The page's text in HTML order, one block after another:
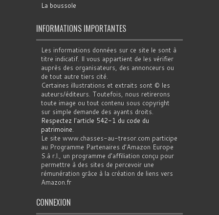
La boussole
INFORMATIONS IMPORTANTES
Les informations données sur ce site le sont à
titre indicatif. Il vous appartient de les vérifier
auprès des organisateurs, des annonceurs ou
de tout autre tiers cité.
Certaines illustrations et extraits sont © les
auteurs/éditeurs. Toutefois, nous retirerons
toute image ou tout contenu sous copyright
sur simple demande des ayants droits.
Respectez l'article 542-1 du code du
patrimoine.
Le site www.chasses-au-tresor.com participe
au Programme Partenaires d’Amazon Europe
S.à r.l., un programme d’affiliation conçu pour
permettre à des sites de percevoir une
rémunération grâce à la création de liens vers
Amazon.fr
CONNEXION